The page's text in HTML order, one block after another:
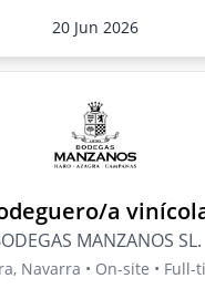
20 Jun 2026
a
MANZANOS SL.
Navarra • On-site • Full-